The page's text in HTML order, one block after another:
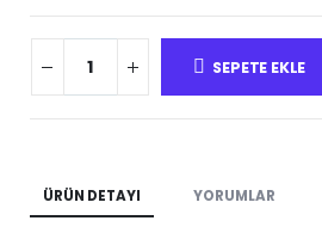
SEPETE EKLE
ÜRÜN DETAYI YORUMLAR